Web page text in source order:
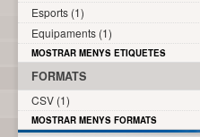
Esports (1)
Equipaments (1)
MOSTRAR MENYS ETIQUETES
FORMATS
CSV (1)
MOSTRAR MENYS FORMATS